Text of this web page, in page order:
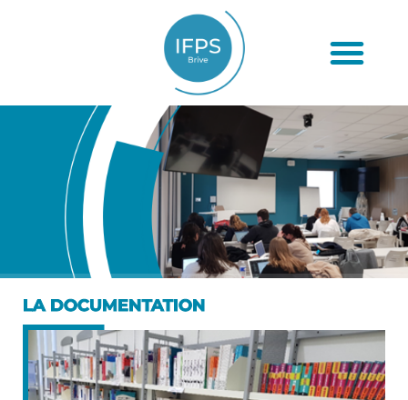
LA DOCUMENTATION